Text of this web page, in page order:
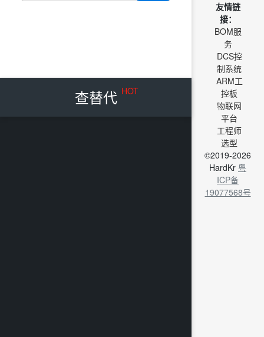
查替代 HOT
友情链
接：
BOM服
务
DCS控
制系统
ARM工
控板
物联网
平台
工程师
选型
©2019-2026
HardKr 粤
ICP备
19077568号